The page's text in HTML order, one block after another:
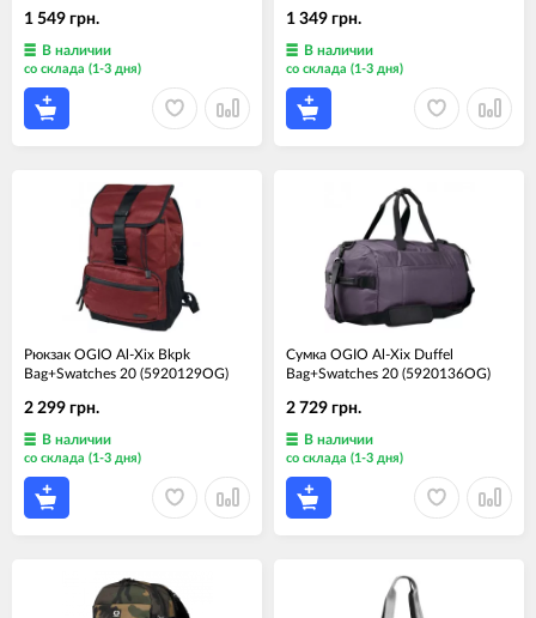
1 549 грн.
В наличии
со склада (1-3 дня)
1 349 грн.
В наличии
со склада (1-3 дня)
Рюкзак OGIO Al-Xix Bkpk
Bag+Swatches 20 (5920129OG)
2 299 грн.
В наличии
со склада (1-3 дня)
Сумка OGIO Al-Xix Duffel
Bag+Swatches 20 (5920136OG)
2 729 грн.
В наличии
со склада (1-3 дня)